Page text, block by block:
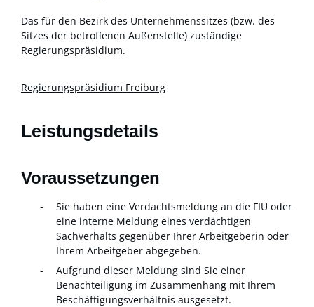
Das für den Bezirk des Unternehmenssitzes (bzw. des
Sitzes der betroffenen Außenstelle) zuständige
Regierungspräsidium.
Regierungspräsidium Freiburg
Leistungsdetails
Voraussetzungen
Sie haben eine Verdachtsmeldung an die FIU oder
eine interne Meldung eines verdächtigen
Sachverhalts gegenüber Ihrer Arbeitgeberin oder
Ihrem Arbeitgeber abgegeben.
Aufgrund dieser Meldung sind Sie einer
Benachteiligung im Zusammenhang mit Ihrem
Beschäftigungsverhältnis ausgesetzt.